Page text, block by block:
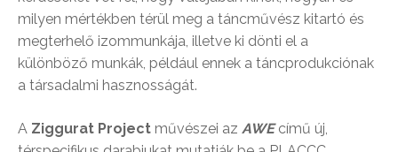
milyen mértékben térül meg a táncművész kitartó és
megterhelő izommunkája, illetve ki dönti el a
különböző munkák, például ennek a táncprodukciónak
a társadalmi hasznosságát.
A Ziggurat Project művészei az AWE című új,